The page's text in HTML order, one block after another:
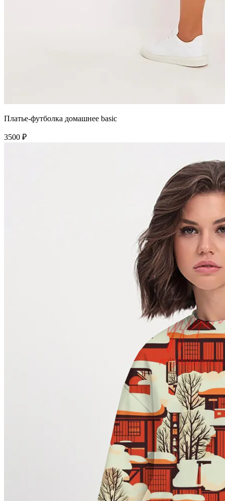
Платье-футболка домашнее basic
3500 ₽